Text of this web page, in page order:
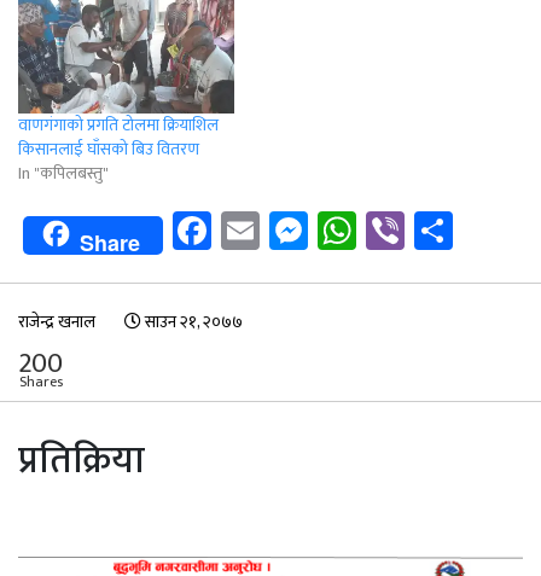
वाणगंगाको प्रगति टोलमा क्रियाशिल
किसानलाई घाँसको बिउ वितरण
In "कपिलबस्तु"
Share Facebook
EmailMessenger
WhatsApp
Viber
राजेन्द्र खनाल साउन २१, २०७७
200
Shares
प्रतिक्रिया